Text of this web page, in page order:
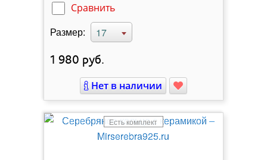
Сравнить
Размер: 17
1 980 руб.
Нет в наличии
Есть комплект